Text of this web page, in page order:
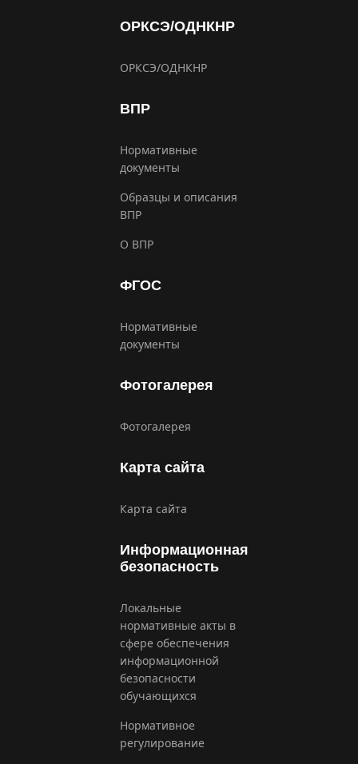
ОРКСЭ/ОДНКНР
ОРКСЭ/ОДНКНР
ВПР
Нормативные
документы
Образцы и описания
ВПР
О ВПР
ФГОС
Нормативные
документы
Фотогалерея
Фотогалерея
Карта сайта
Карта сайта
Информационная
безопасность
Локальные
нормативные акты в
сфере обеспечения
информационной
безопасности
обучающихся
Нормативное
регулирование